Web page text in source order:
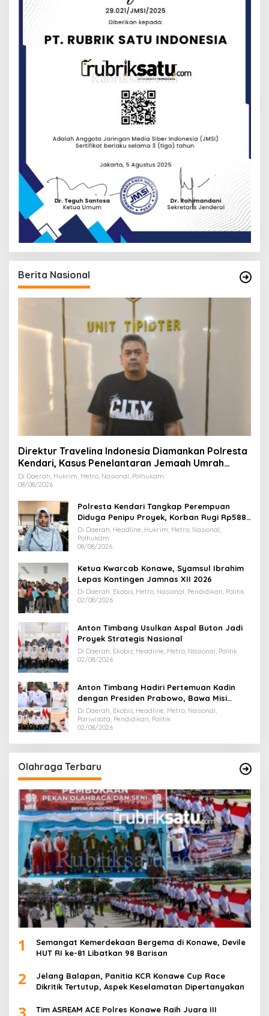
Berita Nasional
Direktur Travelina Indonesia Diamankan Polresta
Kendari, Kasus Penelantaran Jemaah Umrah
Masuk Babak Baru
Di Daerah, Hukrim, Metro, Nasional, Polhukam
08/08/2026
Polresta Kendari Tangkap Perempuan
Diduga Penipu Proyek, Korban Rugi Rp588,1
Juta
Di Daerah, Headline, Hukrim, Metro, Nasional,
Polhukam
08/08/2026
Ketua Kwarcab Konawe, Syamsul Ibrahim
Lepas Kontingen Jamnas XII 2026
Di Daerah, Ekobis, Metro, Nasional, Pendidikan, Politik
02/08/2026
Anton Timbang Usulkan Aspal Buton Jadi
Proyek Strategis Nasional
Di Daerah, Ekobis, Headline, Metro, Nasional, Politik
02/08/2026
Anton Timbang Hadiri Pertemuan Kadin
dengan Presiden Prabowo, Bawa Misi
Majukan Ekonomi Sultra
Di Daerah, Ekobis, Headline, Metro, Nasional,
Pariwisata, Pendidikan, Politik
02/08/2026
Olahraga Terbaru
1
Semangat Kemerdekaan Bergema di Konawe, Devile
HUT RI ke-81 Libatkan 98 Barisan
2
Jelang Balapan, Panitia KCR Konawe Cup Race
Dikritik Tertutup, Aspek Keselamatan Dipertanyakan
Tim ASREAM ACE Polres Konawe Raih Juara III